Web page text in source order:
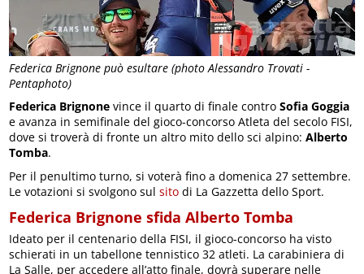
Federica Brignone può esultare (photo Alessandro Trovati -
Pentaphoto)
Federica Brignone vince il quarto di finale controSofia Goggia
e avanza in semifinale del gioco-concorso Atleta del secolo FISI,
dove si troverà di fronte un altro mito dello sci alpino:Alberto
Tomba.
Per il penultimo turno, si voterà fino a domenica 27 settembre.
Le votazioni si svolgono sulsito di La Gazzetta dello Sport.
Federica Brignone sfida Alberto Tomba
Ideato per il centenario della FISI, il gioco-concorso ha visto
schierati in un tabellone tennistico 32 atleti. La carabiniera di
La Salle, per accedere all’atto finale, dovrà superare nelle